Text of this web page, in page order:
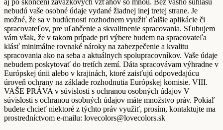
aj po skončení záväzkových vzťahov so mnou. Bez vášho súhlasu
nebudú vaše osobné údaje vydané žiadnej inej tretej strane. Je
možné, že sa v budúcnosti rozhodnem využiť ďalšie aplikácie či
spracovateľov, pre uľahčenie a skvalitnenie spracovania. Sľubujem
vám však, že v takom prípade pri výbere budem na spracovateľa
klásť minimálne rovnaké nároky na zabezpečenie a kvalitu
spracovania ako na seba a aktuálnych spolupracovníkov. Vaše údaje
nebudem poskytovať do tretích zemí. Dáta spracovávam výhradne v
Európskej únii alebo v krajinách, ktoré zaisťujú odpovedajúcu
úroveň ochrany na základe rozhodnutia Európskej komisie. VIII.
VAŠE PRÁVA v súvislosti s ochranou osobných údajov V
súvislosti s ochranou osobných údajov máte množstvo práv. Pokiaľ
budete chcieť niektoré z týchto práv využiť, prosím, kontaktujte ma
prostredníctvom e-mailu: lovecolors@lovecolors.sk